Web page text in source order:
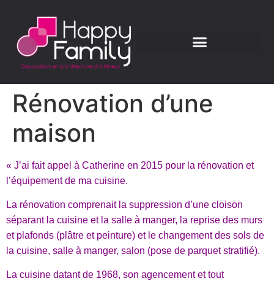
Rénovation d’une
maison
« J’ai fait appel à Catherine en 2015 pour la rénovation et
l’équipement de ma cuisine.
La rénovation comprenait la suppression d’une cloison
séparant la cuisine et la salle à manger, la reprise des murs
et plafonds (plâtre et peinture) et le changement des sols de
la cuisine, salle à manger, salon (pose de parquet stratifié).
La cuisine datant de 1968, son agencement et tout